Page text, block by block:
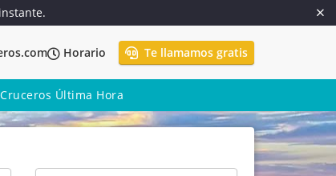
Horario Te llamamos gratis
Cruceros Última Hora